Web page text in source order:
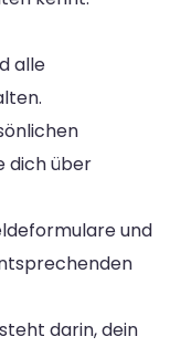
alle
dich über
und
darin, dein